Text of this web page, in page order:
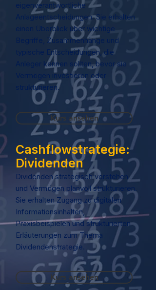
eigenverantwortliche
Anlageentscheidungen. Sie erhalten
einen Überblick über wichtige
Begriffe, Zusammenhänge und
typische Entscheidungen, die
Anleger kennen sollten, bevor sie
Vermögen investieren oder
strukturieren.
Kurs ansehen
Cashflowstrategie:
Dividenden
Dividenden strategisch verstehen
und Vermögen planvoll strukturieren.
Sie erhalten Zugang zu digitalen
Informationsinhalten,
Praxisbeispielen und strukturierten
Erläuterungen zum Thema
Dividendenstrategie.
Kurs ansehen